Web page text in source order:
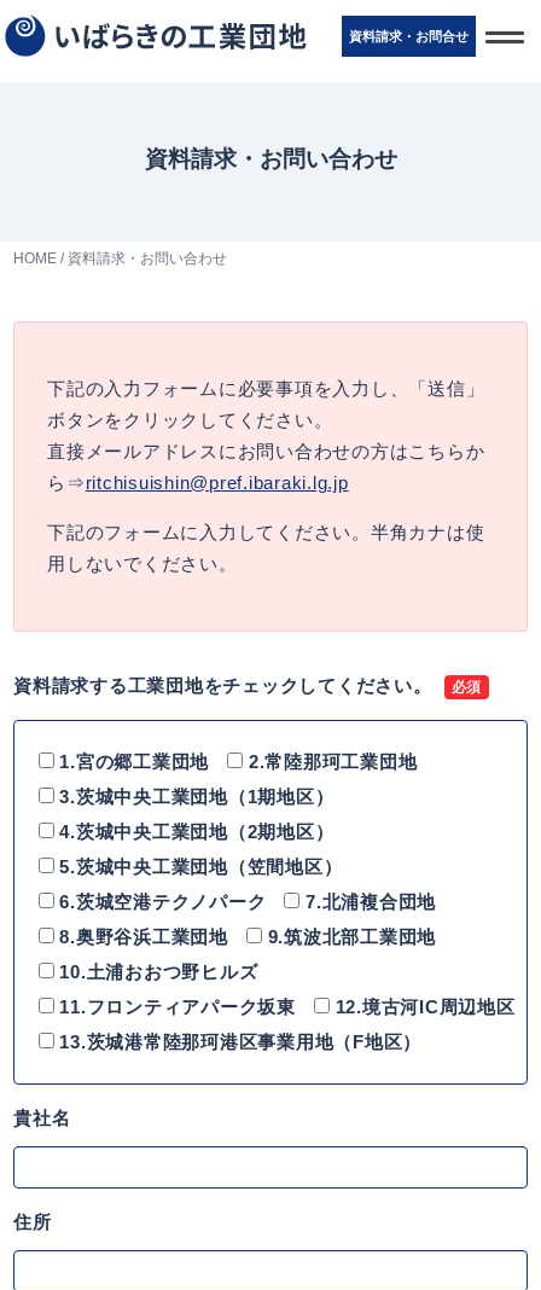
資料請求・お問合せ
t
o
n
資料請求・お問い合わせ
HOME / 資料請求・お問い合わせ
下記の入力フォームに必要事項を入力し、「送信」
ボタンをクリックしてください。
直接メールアドレスにお問い合わせの方はこちらか
ら⇒ritchisuishin@pref.ibaraki.lg.jp
下記のフォームに入力してください。半角カナは使
用しないでください。
資料請求する工業団地をチェックしてください。 必須
1.宮の郷工業団地
2.常陸那珂工業団地
3.茨城中央工業団地（1期地区）
4.茨城中央工業団地（2期地区）
5.茨城中央工業団地（笠間地区）
6.茨城空港テクノパーク
7.北浦複合団地
8.奥野谷浜工業団地
9.筑波北部工業団地
10.土浦おおつ野ヒルズ
11.フロンティアパーク坂東
12.境古河IC周辺地区
13.茨城港常陸那珂港区事業用地（F地区）
貴社名
住所